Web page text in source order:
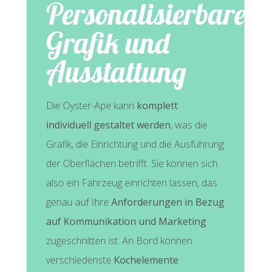
Personalisierbare
Grafik und
Ausstattung
Die Oyster-Ape kann komplett
individuell gestaltet werden, was die
Grafik, die Einrichtung und die Ausführung
der Oberflächen betrifft. Sie können sich
also ein Fahrzeug einrichten lassen, das
genau auf Ihre Anforderungen in Bezug
auf Kommunikation und Marketing
zugeschnitten ist. An Bord können
verschiedenste Kochelemente